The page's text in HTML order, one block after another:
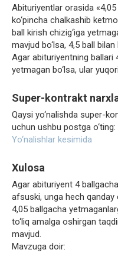
Abituriyentlar orasida
ko‘pincha chalkashib
ball kirish chizig‘iga
mavjud bo‘lsa, 4,5 ball
Agar abituriyentning ballari
yetmagan bo‘lsa, ular
Super-kontrakt
Qaysi yo‘nalishda super-
uchun ushbu postga o‘ting:
Yo‘nalishlar kesimida
Xulosa
Agar abituriyent 4
afsuski, unga hech
4,05 ballgacha
to‘liq amalga oshirgan
mavjud.
Mavzuga doir: